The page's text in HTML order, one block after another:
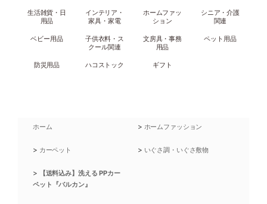
生活雑貨・日
用品
インテリア・
家具・家電
ホームファッ
ション
シニア・介護
関連
ベビー用品
子供衣料・ス
クール関連
文房具・事務
用品
ペット用品
防災用品 ハコストック ギフト
ホーム > ホームファッション
> カーペット > いぐさ調・いぐさ敷物
>
【送料込み】洗える PPカー
ペット『バルカン』